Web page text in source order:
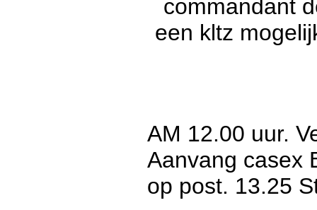
commandant
een kltz
AM 12.00 uur.
Aanvang casex
op post. 13.25